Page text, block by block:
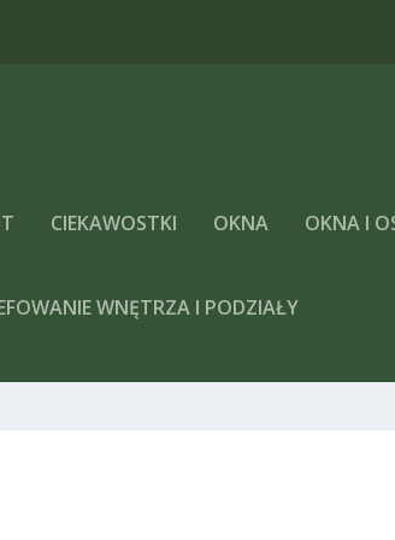
CIEKAWOSTKI OKNA OKNA I
WNĘTRZA I PODZIAŁY